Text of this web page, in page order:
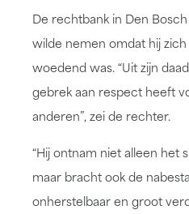
De rechtbank in Den Bosch
wilde nemen omdat hij
woedend was. “Uit zijn
gebrek aan respect heeft
anderen”, zei de rechter.
“Hij ontnam niet alleen het
maar bracht ook de
onherstelbaar en groot